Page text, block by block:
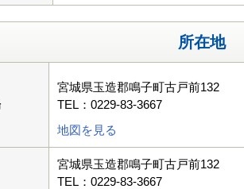
所在地
宮城県玉造郡鳴子町古戸前132
TEL：0229-83-3667
地図を見る
宮城県玉造郡鳴子町古戸前132
TEL：0229-83-3667